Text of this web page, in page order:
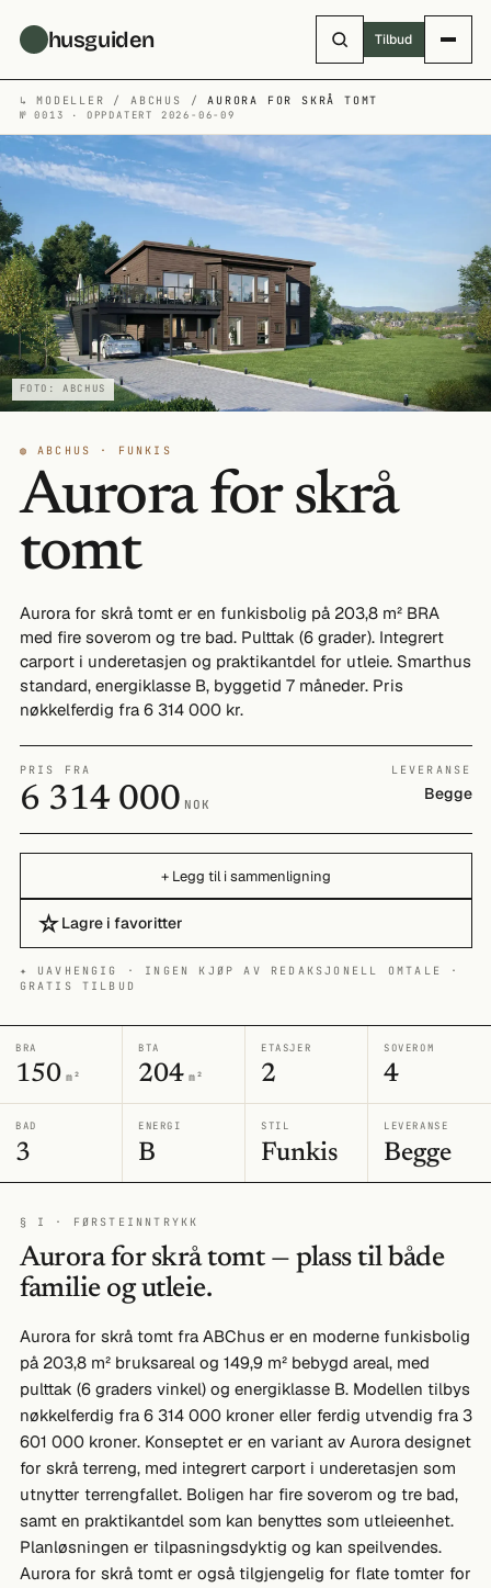
husguiden Tilbud
↳MODELLER / ABCHUS /AURORA FOR SKRÅ TOMT
№ 0013 · OPPDATERT 2026-06-09
FOTO: ABCHUS
◍ ABCHUS · FUNKIS
Aurora for skrå
tomt
Aurora for skrå tomt er en funkisbolig på 203,8 m² BRA
med fire soverom og tre bad. Pulttak (6 grader). Integrert
carport i underetasjen og praktikantdel for utleie. Smarthus
standard, energiklasse B, byggetid 7 måneder. Pris
nøkkelferdig fra 6 314 000 kr.
PRIS FRA
6 314 000 NOK
LEVERANSE
Begge
+ Legg til i sammenligning
☆Lagre i favoritter
✦ UAVHENGIG · INGEN KJØP AV REDAKSJONELL OMTALE ·
GRATIS TILBUD
BRA
150 m²
BTA
204 m²
ETASJER
2
SOVEROM
4
BAD
3
ENERGI
B
STIL
Funkis
LEVERANSE
Begge
§ I · FØRSTEINNTRYKK
Aurora for skrå tomt — plass til både
familie og utleie.
Aurora for skrå tomt fra ABChus er en moderne funkisbolig
på 203,8 m² bruksareal og 149,9 m² bebygd areal, med
pulttak (6 graders vinkel) og energiklasse B. Modellen tilbys
nøkkelferdig fra 6 314 000 kroner eller ferdig utvendig fra 3
601 000 kroner. Konseptet er en variant av Aurora designet
for skrå terreng, med integrert carport i underetasjen som
utnytter terrengfallet. Boligen har fire soverom og tre bad,
samt en praktikantdel som kan benyttes som utleieenhet.
Planløsningen er tilpasningsdyktig og kan speilvendes.
Aurora for skrå tomt er også tilgjengelig for flate tomter for